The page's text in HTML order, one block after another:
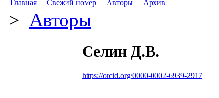
Главная Свежий номер Авторы Архив
> Авторы
Селин Д.В.
https://orcid.org/0000-0002-6939-2917